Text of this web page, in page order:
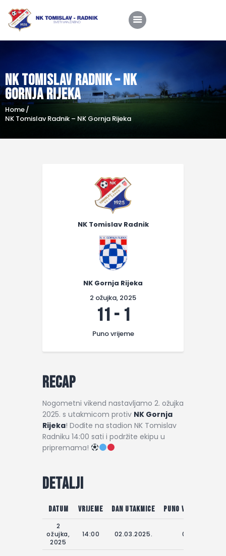
NK Tomislav Radnik – NK
Gornja Rijeka
Home
NK Tomislav Radnik – NK Gornja Rijeka
O nama
Utakmice
Škola nogometa
Novosti
NK Tomislav Radnik
NK Gornja Rijeka
2 ožujka, 2025
11 - 1
Puno vrijeme
Recap
Nogometni vikend nastavljamo 2. ožujka
2025. s utakmicom protiv NK Gornja
Rijeka! Dođite na stadion NK Tomislav
Radniku 14:00 sati i podržite ekipu u
pripremama!
Detalji
Datum Vrijeme Dan utakmice Puno vrijeme
2
ožujka,
2025
14:00 02.03.2025. 0'